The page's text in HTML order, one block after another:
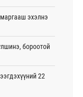
эхэлнэ
бороотой
22